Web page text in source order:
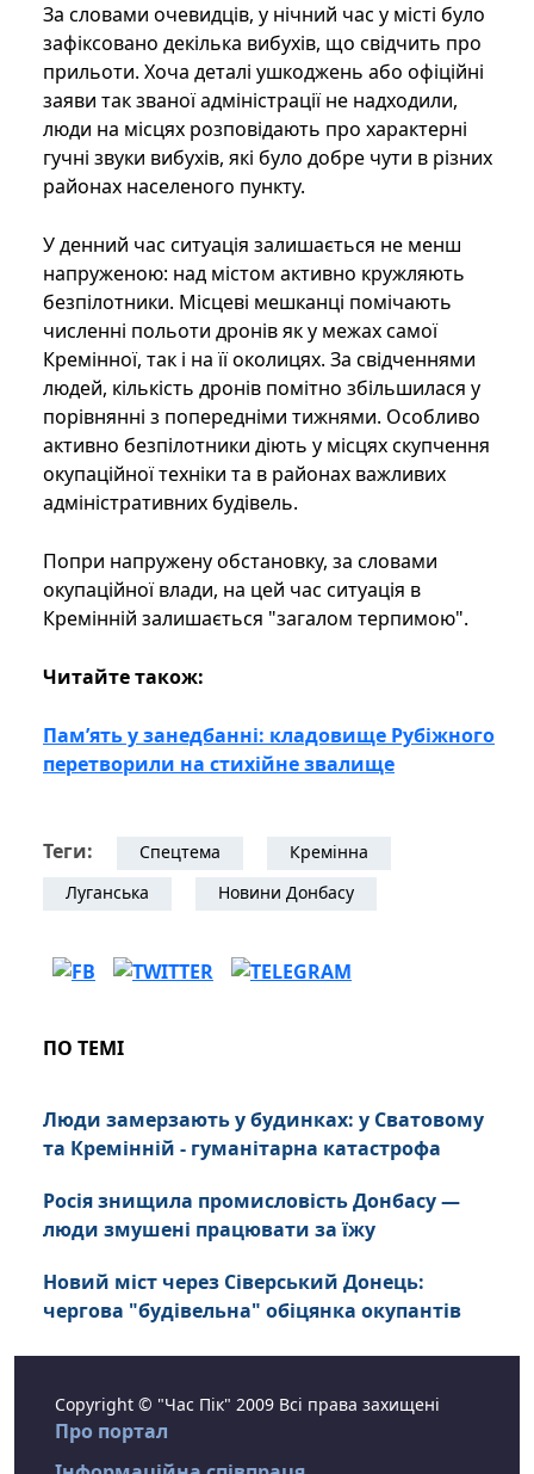
За словами очевидців, у нічний час у місті було
зафіксовано декілька вибухів, що свідчить про
прильоти. Хоча деталі ушкоджень або офіційні
заяви так званої адміністрації не надходили,
люди на місцях розповідають про характерні
гучні звуки вибухів, які було добре чути в різних
районах населеного пункту.
У денний час ситуація залишається не менш
напруженою: над містом активно кружляють
безпілотники. Місцеві мешканці помічають
численні польоти дронів як у межах самої
Кремінної, так і на її околицях. За свідченнями
людей, кількість дронів помітно збільшилася у
порівнянні з попередніми тижнями. Особливо
активно безпілотники діють у місцях скупчення
окупаційної техніки та в районах важливих
адміністративних будівель.
Попри напружену обстановку, за словами
окупаційної влади, на цей час ситуація в
Кремінній залишається "загалом терпимою".
Читайте також:
Пам’ять у занедбанні: кладовище Рубіжного
перетворили на стихійне звалище
Теги: Спецтема
Кремінна
Луганська
Новини Донбасу
ПО ТЕМІ
Люди замерзають у будинках: у Сватовому
та Кремінній - гуманітарна катастрофа
Росія знищила промисловість Донбасу —
люди змушені працювати за їжу
Новий міст через Сіверський Донець:
чергова "будівельна" обіцянка окупантів
Copyright © "Час Пік" 2009 Всі права захищені
Про портал